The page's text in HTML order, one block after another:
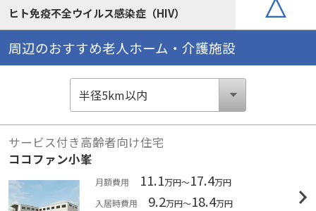
ヒト免疫不全ウイルス感染症（HIV）
周辺のおすすめ老人ホーム・介護施設
サービス付き高齢者向け住宅
ココファン小峯
月額費用 11.1万円～17.4万円
入居時費用
9.2万円～18.4万円